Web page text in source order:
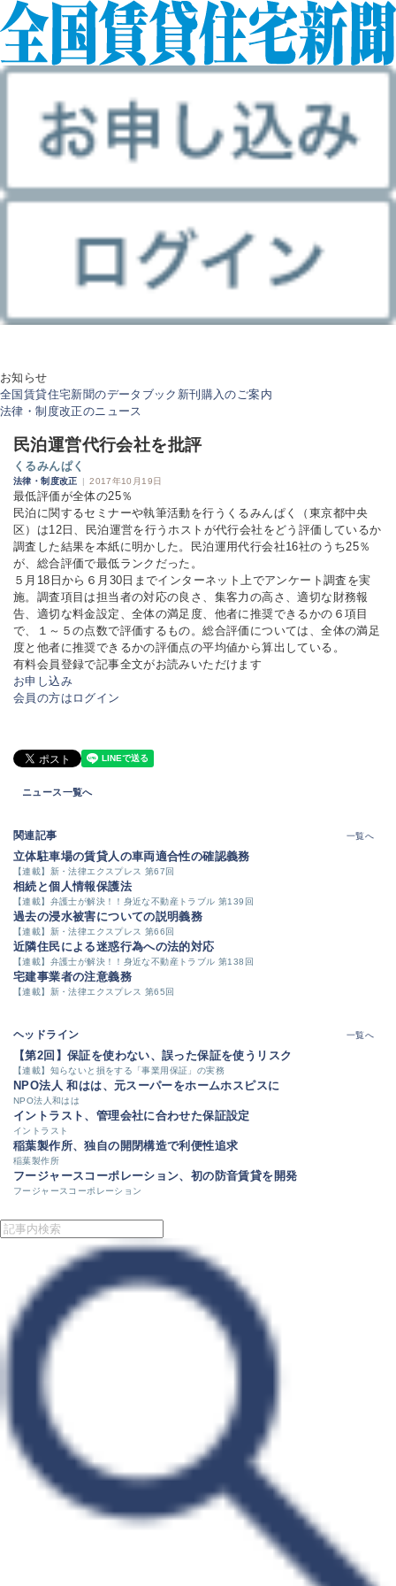
お知らせ
全国賃貸住宅新聞のデータブック新刊購入のご案内
法律・制度改正のニュース
民泊運営代行会社を批評
くるみんぱく
法律・制度改正 | 2017年10月19日
最低評価が全体の25％
民泊に関するセミナーや執筆活動を行うくるみんぱく（東京都中央
区）は12日、民泊運営を行うホストが代行会社をどう評価しているか
調査した結果を本紙に明かした。民泊運用代行会社16社のうち25％
が、総合評価で最低ランクだった。
５月18日から６月30日までインターネット上でアンケート調査を実
施。調査項目は担当者の対応の良さ、集客力の高さ、適切な財務報
告、適切な料金設定、全体の満足度、他者に推奨できるかの６項目
で、１～５の点数で評価するもの。総合評価については、全体の満足
度と他者に推奨できるかの評価点の平均値から算出している。
有料会員登録で記事全文がお読みいただけます
お申し込み
会員の方はログイン
ニュース一覧へ
関連記事 一覧へ
立体駐車場の賃貸人の車両適合性の確認義務
【連載】新・法律エクスプレス 第67回
相続と個人情報保護法
【連載】弁護士が解決！！身近な不動産トラブル 第139回
過去の浸水被害についての説明義務
【連載】新・法律エクスプレス 第66回
近隣住民による迷惑行為への法的対応
【連載】弁護士が解決！！身近な不動産トラブル 第138回
宅建事業者の注意義務
【連載】新・法律エクスプレス 第65回
ヘッドライン 一覧へ
【第2回】保証を使わない、誤った保証を使うリスク
【連載】知らないと損をする「事業用保証」の実務
NPO法人 和はは、元スーパーをホームホスピスに
NPO法人和はは
イントラスト、管理会社に合わせた保証設定
イントラスト
稲葉製作所、独自の開閉構造で利便性追求
稲葉製作所
フージャースコーポレーション、初の防音賃貸を開発
フージャースコーポレーション